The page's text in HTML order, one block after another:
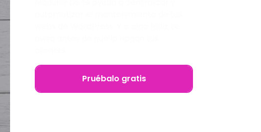
Pruébalo gratis